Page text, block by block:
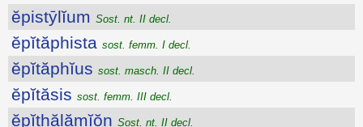
ĕpistȳlĭum Sost. nt. II decl.
ĕpĭtăphista sost. femm. I decl.
ĕpĭtăphĭus sost. masch. II decl.
ĕpĭtăsis sost. femm. III decl.
ĕpĭthălămĭŏn Sost. nt. II decl.